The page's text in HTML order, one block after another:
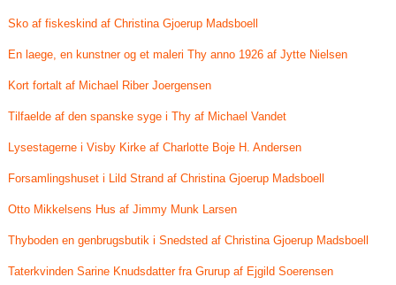
Sko af fiskeskind af Christina Gjoerup Madsboell
En laege, en kunstner og et maleri Thy anno 1926 af Jytte Nielsen
Kort fortalt af Michael Riber Joergensen
Tilfaelde af den spanske syge i Thy af Michael Vandet
Lysestagerne i Visby Kirke af Charlotte Boje H. Andersen
Forsamlingshuset i Lild Strand af Christina Gjoerup Madsboell
Otto Mikkelsens Hus af Jimmy Munk Larsen
Thyboden en genbrugsbutik i Snedsted af Christina Gjoerup Madsboell
Taterkvinden Sarine Knudsdatter fra Grurup af Ejgild Soerensen